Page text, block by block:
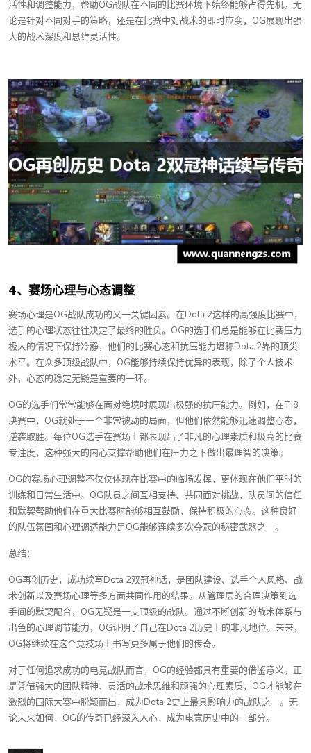
活性和调整能力，帮助OG战队在不同的比赛环境下始终能够占得先机。无
论是针对不同对手的策略，还是在比赛中对战术的即时应变，OG展现出强
大的战术深度和思维灵活性。
4、赛场心理与心态调整
赛场心理是OG战队成功的又一关键因素。在Dota 2这样的高强度比赛中，
选手的心理状态往往决定了最终的胜负。OG的选手们总是能够在比赛压力
极大的情况下保持冷静，他们的比赛心态和抗压能力堪称Dota 2界的顶尖
水平。在众多顶级战队中，OG能够持续保持优异的表现，除了个人技术
外，心态的稳定无疑是重要的一环。
OG的选手们常常能够在面对绝境时展现出极强的抗压能力。例如，在TI8
决赛中，OG就处于一个非常被动的局面，但他们依然能够迅速调整心态，
逆袭取胜。每位OG选手在赛场上都表现出了非凡的心理素质和极高的比赛
专注度，这种强大的内心支撑帮助他们在压力之下做出最理智的决策。
OG的赛场心理调整不仅仅体现在比赛中的临场发挥，更体现在他们平时的
训练和日常生活中。OG队员之间互相支持、共同面对挑战，队员间的信任
和默契帮助他们在重大比赛时能够相互鼓励，保持积极的心态。这种良好
的队伍氛围和心理调适能力是OG能够连续多次夺冠的秘密武器之一。
总结：
OG再创历史，成功续写Dota 2双冠神话，是团队建设、选手个人风格、战
术创新以及赛场心理等多方面共同作用的结果。从管理层的合理决策到选
手间的默契配合，OG无疑是一支顶级的战队。通过不断创新的战术体系与
出色的心理调节能力，OG证明了自己在Dota 2历史上的非凡地位。未来，
OG将继续在这个竞技场上书写更多属于他们的传奇。
对于任何追求成功的电竞战队而言，OG的经验都具有重要的借鉴意义。正
是凭借强大的团队精神、灵活的战术思维和顽强的心理素质，OG才能够在
激烈的国际大赛中脱颖而出，成为Dota 2史上最具影响力的战队之一。无
论未来如何，OG的传奇已经深入人心，成为电竞历史中的一部分。